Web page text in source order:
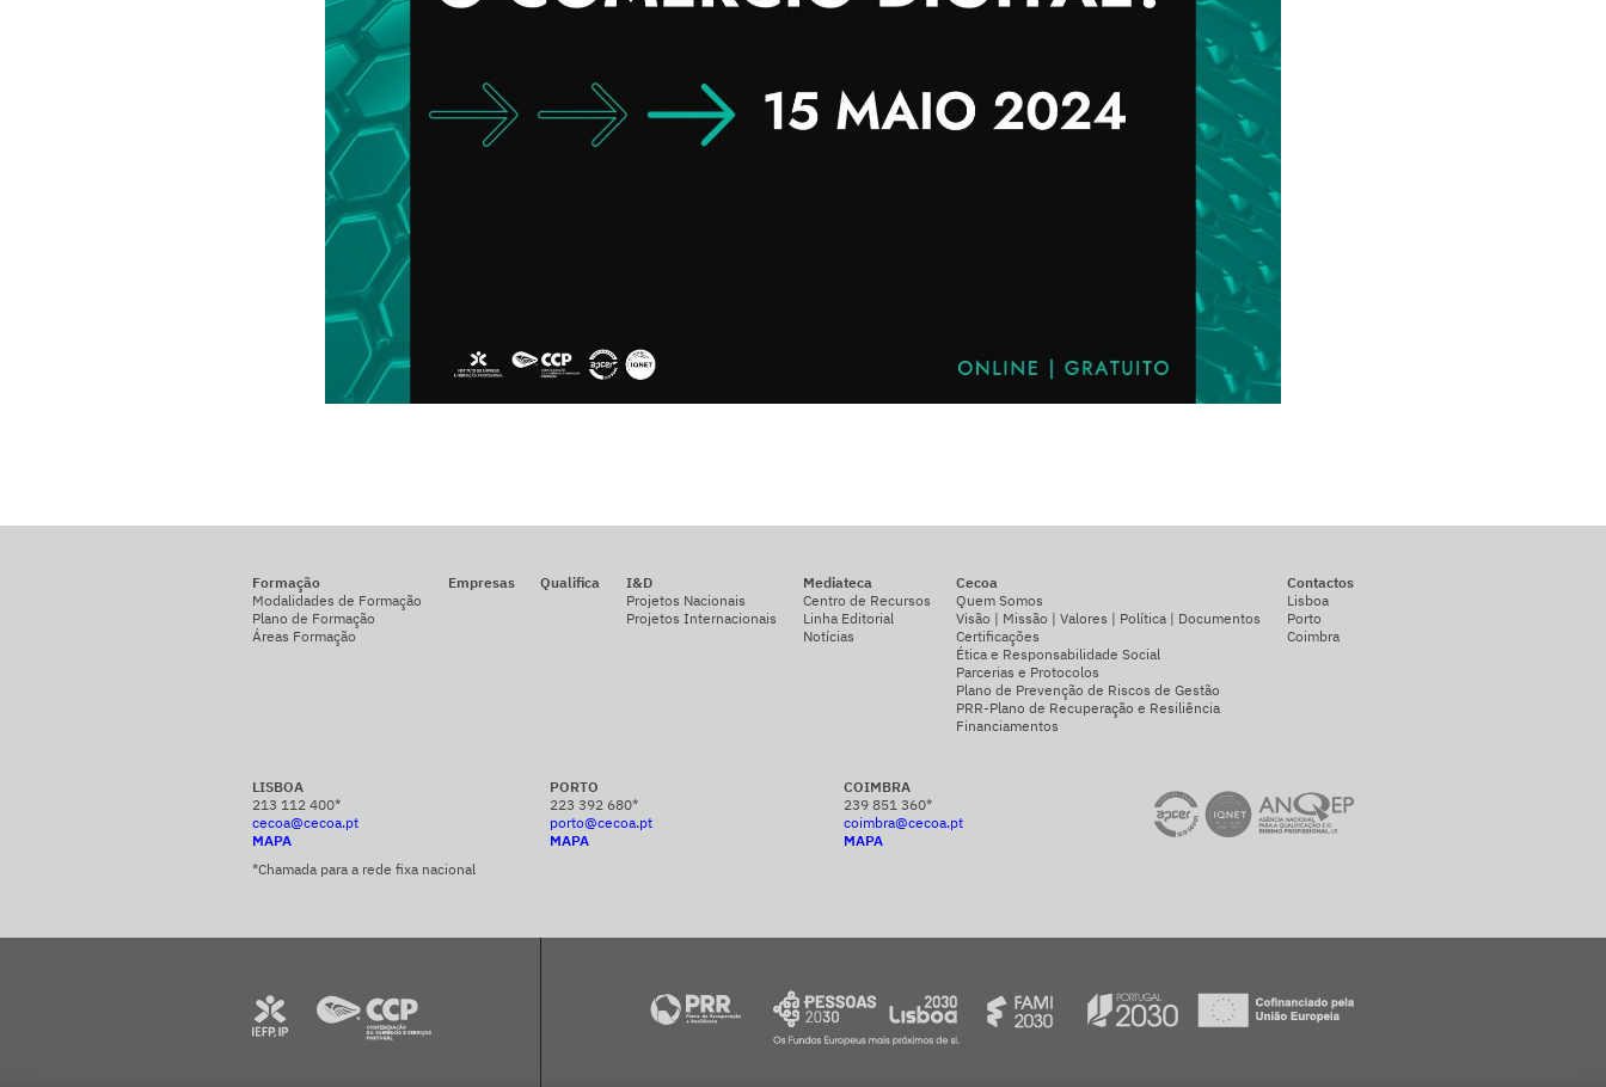
Formação
Modalidades de Formação
Plano de Formação
Áreas Formação
Empresas Qualifica
I&D
Projetos Nacionais
Projetos Internacionais
Mediateca
Centro de Recursos
Linha Editorial
Notícias
Cecoa
Quem Somos
Visão | Missão | Valores | Política | Documentos
Certificações
Ética e Responsabilidade Social
Parcerias e Protocolos
Plano de Prevenção de Riscos de Gestão
PRR-Plano de Recuperação e Resiliência
Financiamentos
Contactos
Lisboa
Porto
Coimbra
LISBOA
213 112 400*
cecoa@cecoa.pt
MAPA
PORTO
223 392 680*
porto@cecoa.pt
MAPA
COIMBRA
239 851 360*
coimbra@cecoa.pt
MAPA
*Chamada para a rede fixa nacional